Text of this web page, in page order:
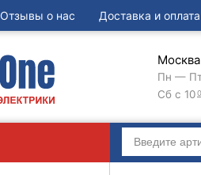
Отзывы о нас Доставка и оплата
Пн —
Сб с 10